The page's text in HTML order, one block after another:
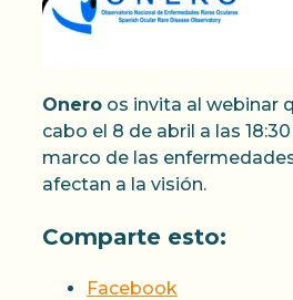
Onero os invita al webinar
cabo el 8 de abril a las
marco de las
afectan a la visión.
Comparte esto:
Facebook